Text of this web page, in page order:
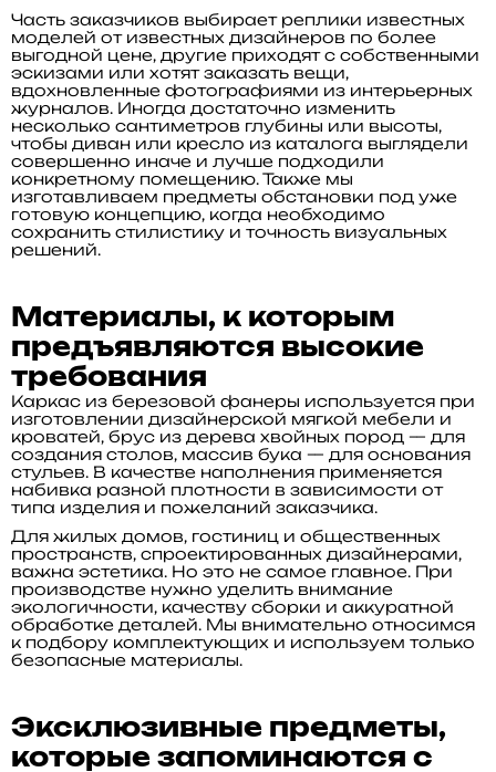
Часть заказчиков выбирает реплики известных
моделей от известных дизайнеров по более
выгодной цене, другие приходят с собственными
эскизами или хотят заказать вещи,
вдохновленные фотографиями из интерьерных
журналов. Иногда достаточно изменить
несколько сантиметров глубины или высоты,
чтобы диван или кресло из каталога выглядели
совершенно иначе и лучше подходили
конкретному помещению. Также мы
изготавливаем предметы обстановки под уже
готовую концепцию, когда необходимо
сохранить стилистику и точность визуальных
решений.
Материалы, к которым
предъявляются высокие
требования
Каркас из березовой фанеры используется при
изготовлении дизайнерской мягкой мебели и
кроватей, брус из дерева хвойных пород — для
создания столов, массив бука — для основания
стульев. В качестве наполнения применяется
набивка разной плотности в зависимости от
типа изделия и пожеланий заказчика.
Для жилых домов, гостиниц и общественных
пространств, спроектированных дизайнерами,
важна эстетика. Но это не самое главное. При
производстве нужно уделить внимание
экологичности, качеству сборки и аккуратной
обработке деталей. Мы внимательно относимся
к подбору комплектующих и используем только
безопасные материалы.
Эксклюзивные предметы,
которые запоминаются с